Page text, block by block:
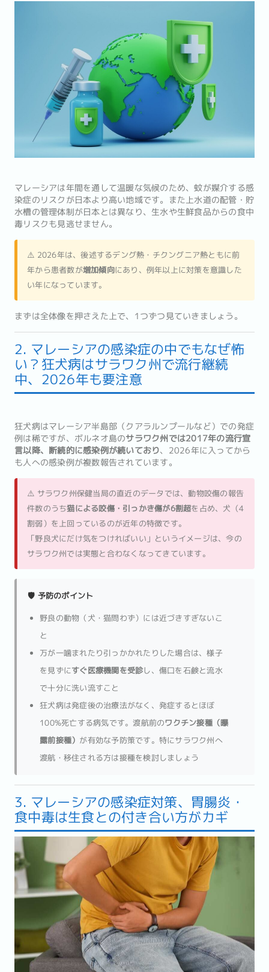
マレーシアは年間を通して温暖な気候のため、蚊が媒介する感
染症のリスクが日本より高い地域です。また上水道の配管・貯
水槽の管理体制が日本とは異なり、生水や生鮮食品からの食中
毒リスクも見逃せません。
⚠️ 2026年は、後述するデング熱・チクングニア熱ともに前
年から患者数が増加傾向にあり、例年以上に対策を意識した
い年になっています。
まずは全体像を押さえた上で、1つずつ見ていきましょう。
2. マレーシアの感染症の中でもなぜ怖
い？狂犬病はサラワク州で流行継続
中、2026年も要注意
狂犬病はマレーシア半島部（クアラルンプールなど）での発症
例は稀ですが、ボルネオ島のサラワク州では2017年の流行宣
言以降、断続的に感染例が続いており、2026年に入ってから
も人への感染例が複数報告されています。
⚠️ サラワク州保健当局の直近のデータでは、動物咬傷の報告
件数のうち猫による咬傷・引っかき傷が6割超を占め、犬（4
割弱）を上回っているのが近年の特徴です。
「野良犬にだけ気をつければいい」というイメージは、今の
サラワク州では実態と合わなくなってきています。
🛡️ 予防のポイント
野良の動物（犬・猫問わず）には近づきすぎないこ
と
万が一噛まれたり引っかかれたりした場合は、様子
を見ずにすぐ医療機関を受診し、傷口を石鹸と流水
で十分に洗い流すこと
狂犬病は発症後の治療法がなく、発症するとほぼ
100%死亡する病気です。渡航前のワクチン接種（曝
露前接種） が有効な予防策です。特にサラワク州へ
渡航・移住される方は接種を検討しましょう
3. マレーシアの感染症対策、胃腸炎・
食中毒は生食との付き合い方がカギ